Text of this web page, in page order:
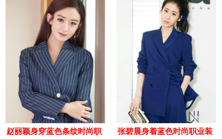
赵丽颖身穿蓝色条纹时尚职
张碧晨身着蓝色时尚职业装